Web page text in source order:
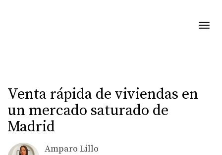
Venta rápida de viviendas en
un mercado saturado de
Madrid
Amparo Lillo